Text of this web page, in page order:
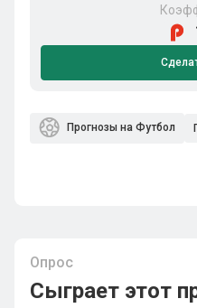
Прогнозы на Футбол
Опрос
Сыграет этот